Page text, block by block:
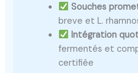
Souches
breve et L.
Intégration
fermentés et
certifiée